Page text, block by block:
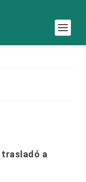
trasladó a